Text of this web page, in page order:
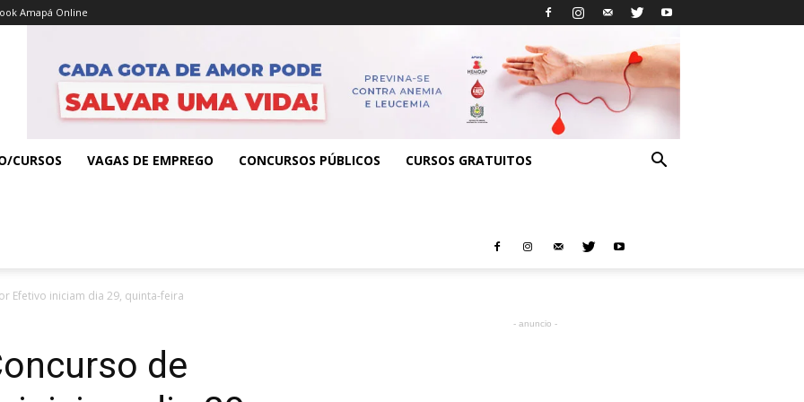
Amapá Online
CURSOS VAGAS DE EMPREGO CONCURSOS PÚBLICOS CURSOS GRATUITOS
Efetivo iniciam dia 29, quinta-feira
de
- anuncio -